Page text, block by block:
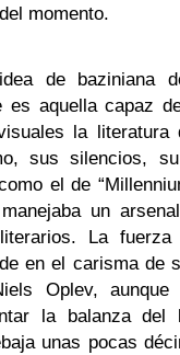
momento.
de baziniana
es aquella capaz
la literatura
sus silencios,
el de
un
La fuerza
en el carisma de
Oplev, aunque
la balanza del
unas pocas